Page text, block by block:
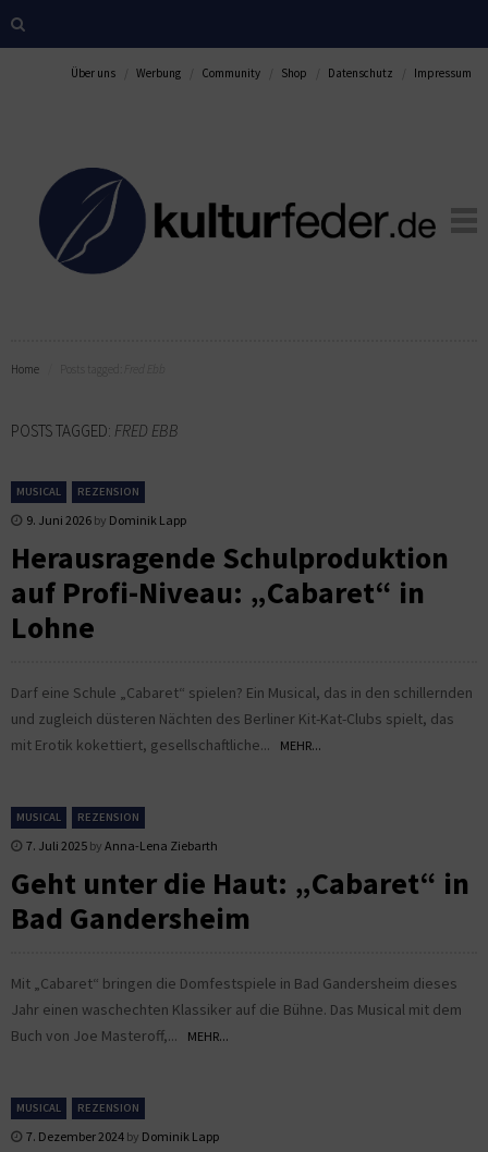
Über uns Werbung Community Shop Datenschutz Impressum
Home
POSTS TAGGED: FRED EBB
MUSICAL REZENSION
9. Juni 2026 by Dominik Lapp
Herausragende Schulproduktion
auf Profi-Niveau: „Cabaret“ in
Lohne
Darf eine Schule „Cabaret“ spielen? Ein Musical, das in den schillernden
und zugleich düsteren Nächten des Berliner Kit-Kat-Clubs spielt, das
mit Erotik kokettiert, gesellschaftliche...
MEHR...
MUSICAL REZENSION
7. Juli 2025 by Anna-Lena Ziebarth
Geht unter die Haut: „Cabaret“ in
Bad Gandersheim
Mit „Cabaret“ bringen die Domfestspiele in Bad Gandersheim dieses
Jahr einen waschechten Klassiker auf die Bühne. Das Musical mit dem
Buch von Joe Masteroff,...
MEHR...
MUSICAL REZENSION
7. Dezember 2024 by Dominik Lapp